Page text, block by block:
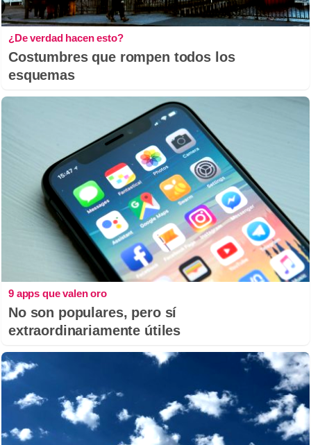
¿De verdad hacen esto?
Costumbres que rompen todos los
esquemas
9 apps que valen oro
No son populares, pero sí
extraordinariamente útiles